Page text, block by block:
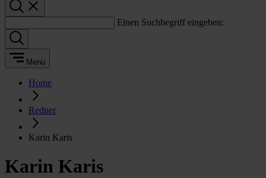
Einen Suchbegriff eingeben:
Menü
Home
Redner
Karin Karis
Karin Karis